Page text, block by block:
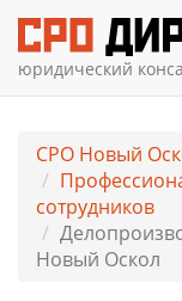
юридический
СРО Новый
сотрудников
Новый Оскол